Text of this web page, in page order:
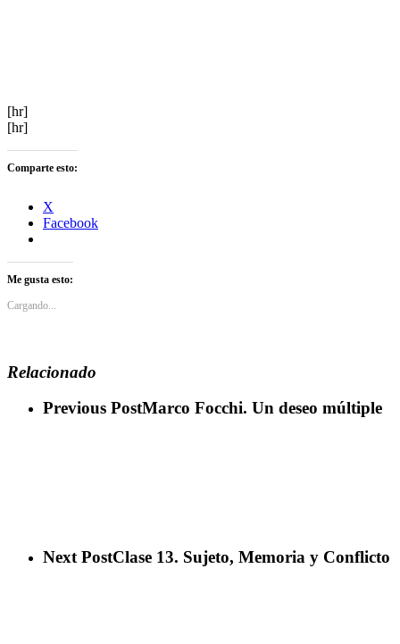
[hr]
[hr]
Comparte esto:
X
Facebook
Me gusta esto:
Cargando...
Relacionado
Previous PostMarco Focchi. Un deseo múltiple
Next PostClase 13. Sujeto, Memoria y Conflicto